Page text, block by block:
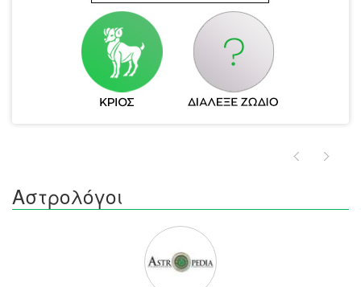
Αστρολόγοι